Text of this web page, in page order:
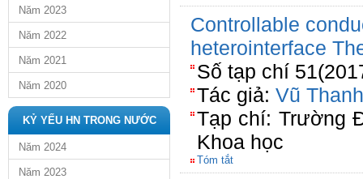
Năm 2023
Năm 2022
Năm 2021
Năm 2020
KỶ YẾU HN TRONG NƯỚC
Năm 2024
Năm 2023
Controllable
heterointerface
Số tạp chí
Tác giả: Vũ
Tạp chí: Trường
Khoa học
Tóm tắt